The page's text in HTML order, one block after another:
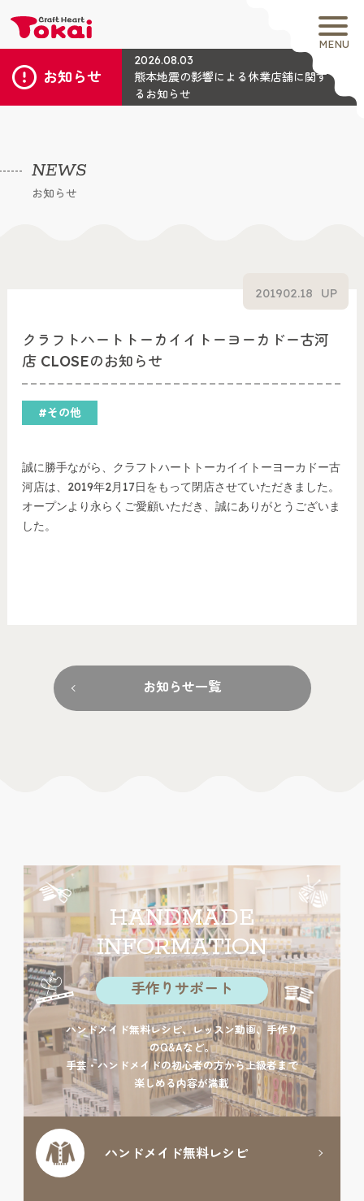
MENU
お知らせ
2026.08.03
熊本地震の影響による休業店舗に関す
るお知らせ
NEWS
お知らせ
クラフトハートトーカイイトーヨーカドー古河
店 CLOSEのお知らせ
#その他
201902.18 UP
誠に勝手ながら、クラフトハートトーカイイトーヨーカドー古
河店は、2019年2月17日をもって閉店させていただきました。
オープンより永らくご愛顧いただき、誠にありがとうございま
した。
お知らせ一覧
HANDMADE
INFORMATION
手作りサポート
ハンドメイド無料レシピ、レッスン動画、手作り
のQ&Aなど。
手芸・ハンドメイドの初心者の方から上級者まで
楽しめる内容が満載
ハンドメイド無料レシピ